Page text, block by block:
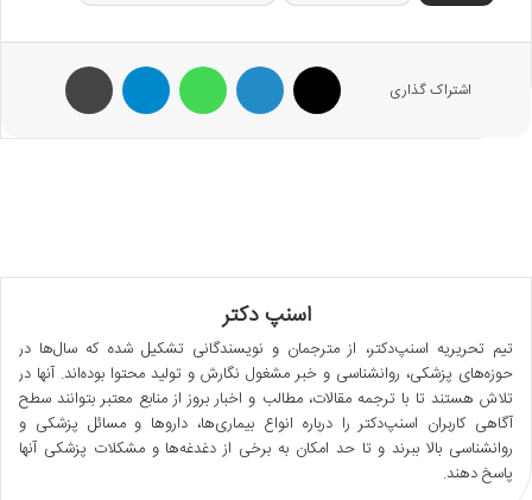
اشتراک گذاری
اسنپ دکتر
تیم تحریریه اسنپ‌دکتر، از مترجمان و نویسندگانی تشکیل شده که سال‌ها در
حوزه‌های پزشکی، روانشناسی و خبر مشغول نگارش و تولید محتوا بوده‌اند. آنها در
تلاش هستند تا با ترجمه مقالات، مطالب و اخبار بروز از منابع معتبر بتوانند سطح
آگاهی کاربران اسنپ‌دکتر را درباره انواع بیماری‌ها، داروها و مسائل پزشکی و
روانشناسی بالا ببرند و تا حد امکان به برخی از دغدغه‌ها و مشکلات پزشکی آنها
پاسخ دهند.